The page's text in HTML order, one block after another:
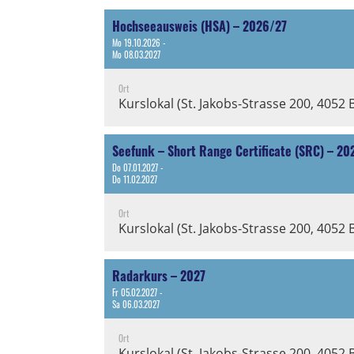
Hochseeausweis (HSA) – 2026/27
Mo 19.10.2026 -
Mo 08.03.2027
Ort
Kurslokal (St. Jakobs-Strasse 200, 4052
Seefunk – Short Range Certificate (SRC) –
Do 07.01.2027 -
Do 11.02.2027
Ort
Kurslokal (St. Jakobs-Strasse 200, 4052
Radarkurs – 2027
Fr 05.02.2027 -
Sa 06.03.2027
Ort